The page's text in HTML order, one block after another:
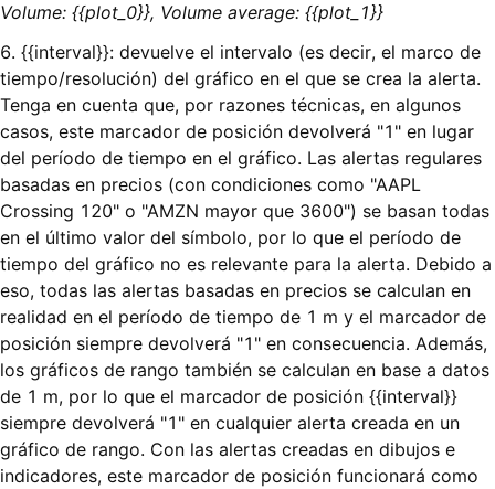
Volume: {{plot_0}}, Volume average: {{plot_1}}
6. {{interval}}: devuelve el intervalo (es decir, el marco de
tiempo/resolución) del gráfico en el que se crea la alerta.
Tenga en cuenta que, por razones técnicas, en algunos
casos, este marcador de posición devolverá "1" en lugar
del período de tiempo en el gráfico. Las alertas regulares
basadas en precios (con condiciones como "AAPL
Crossing 120" o "AMZN mayor que 3600") se basan todas
en el último valor del símbolo, por lo que el período de
tiempo del gráfico no es relevante para la alerta. Debido a
eso, todas las alertas basadas en precios se calculan en
realidad en el período de tiempo de 1 m y el marcador de
posición siempre devolverá "1" en consecuencia. Además,
los gráficos de rango también se calculan en base a datos
de 1 m, por lo que el marcador de posición {{interval}}
siempre devolverá "1" en cualquier alerta creada en un
gráfico de rango. Con las alertas creadas en dibujos e
indicadores, este marcador de posición funcionará como